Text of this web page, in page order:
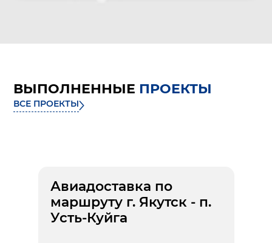
ВЫПОЛНЕННЫЕ ПРОЕКТЫ
ВСЕ ПРОЕКТЫ
Авиадоставка по
маршруту г. Якутск - п.
Усть-Куйга